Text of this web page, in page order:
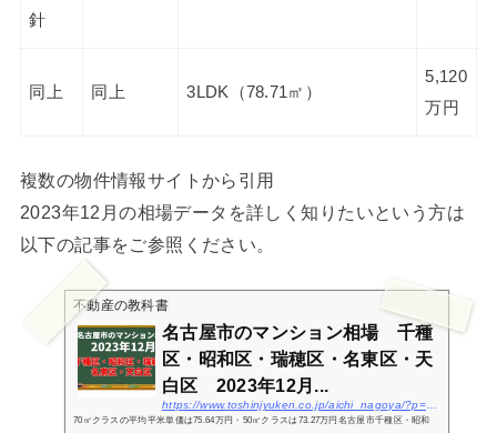
針
同上 同上 3LDK（78.71㎡）
5,120
万円
複数の物件情報サイトから引用
2023年12月の相場データを詳しく知りたいという方は
以下の記事をご参照ください。
不動産の教科書
名古屋市のマンション相場 千種
区・昭和区・瑞穂区・名東区・天
白区 2023年12月...
70㎡クラスの平均平米単価は75.64万円・50㎡クラスは73.27万円名古屋市千種区・昭和